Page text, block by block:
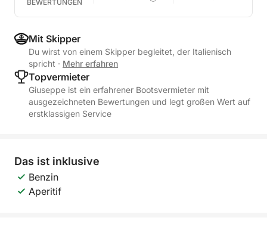
BEWERTUNGEN
Mit Skipper
Du wirst von einem Skipper begleitet, der Italienisch
spricht · Mehr erfahren
Topvermieter
Giuseppe ist ein erfahrener Bootsvermieter mit
ausgezeichneten Bewertungen und legt großen Wert auf
erstklassigen Service
Das ist inklusive
Benzin
Aperitif